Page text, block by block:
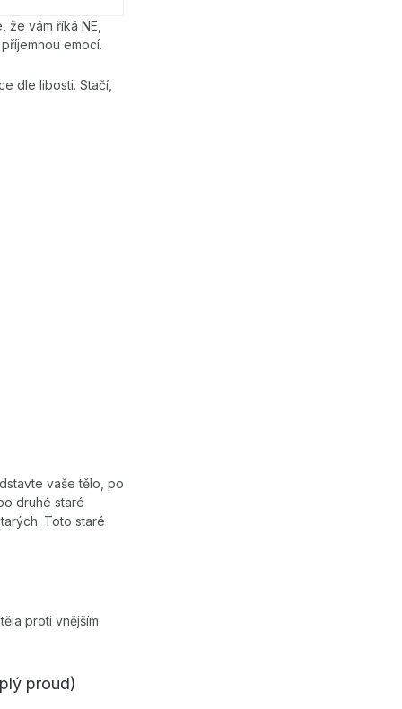
vám říká NE,
emocí.
dle libosti. Stačí,
vaše tělo, po
druhé staré
Toto staré
proti vnějším
proud)